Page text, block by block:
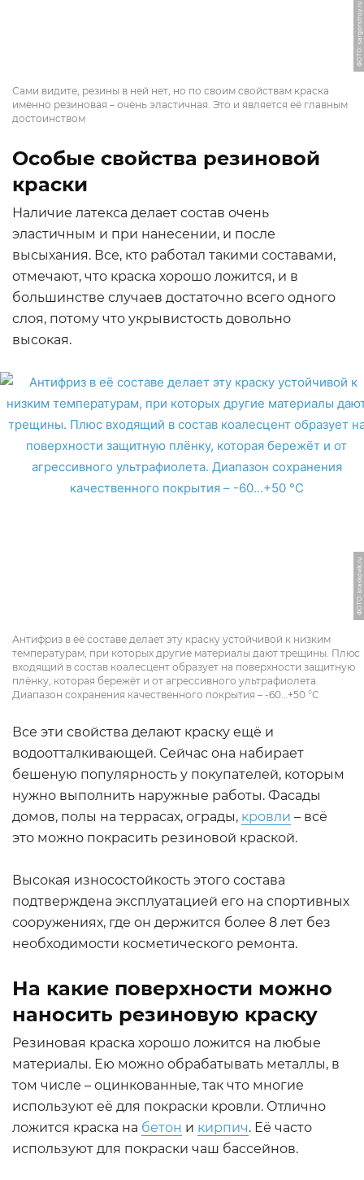
ФОТО: sargorstroy.ru
Сами видите, резины в ней нет, но по своим свойствам краска
именно резиновая – очень эластичная. Это и является её главным
достоинством
Особые свойства резиновой
краски
Наличие латекса делает состав очень
эластичным и при нанесении, и после
высыхания. Все, кто работал такими составами,
отмечают, что краска хорошо ложится, и в
большинстве случаев достаточно всего одного
слоя, потому что укрывистость довольно
высокая.
ФОТО: kraskovik.ru
Антифриз в её составе делает эту краску устойчивой к низким
температурам, при которых другие материалы дают трещины. Плюс
входящий в состав коалесцент образует на поверхности защитную
плёнку, которая бережёт и от агрессивного ультрафиолета.
Диапазон сохранения качественного покрытия – -60…+50 °С
Все эти свойства делают краску ещё и
водоотталкивающей. Сейчас она набирает
бешеную популярность у покупателей, которым
нужно выполнить наружные работы. Фасады
домов, полы на террасах, ограды, кровли – всё
это можно покрасить резиновой краской.
Высокая износостойкость этого состава
подтверждена эксплуатацией его на спортивных
сооружениях, где он держится более 8 лет без
необходимости косметического ремонта.
На какие поверхности можно
наносить резиновую краску
Резиновая краска хорошо ложится на любые
материалы. Ею можно обрабатывать металлы, в
том числе – оцинкованные, так что многие
используют её для покраски кровли. Отлично
ложится краска на бетон и кирпич. Её часто
используют для покраски чаш бассейнов.